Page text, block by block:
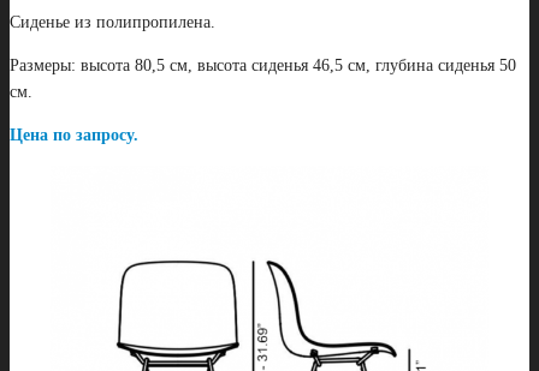
Сиденье из полипропилена.
Размеры: высота 80,5 см, высота сиденья 46,5 см, глубина сиденья 50
см.
Цена по запросу.